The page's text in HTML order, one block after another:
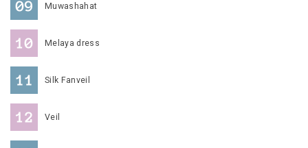
Muwashahat
Melaya dress
Silk Fanveil
Veil